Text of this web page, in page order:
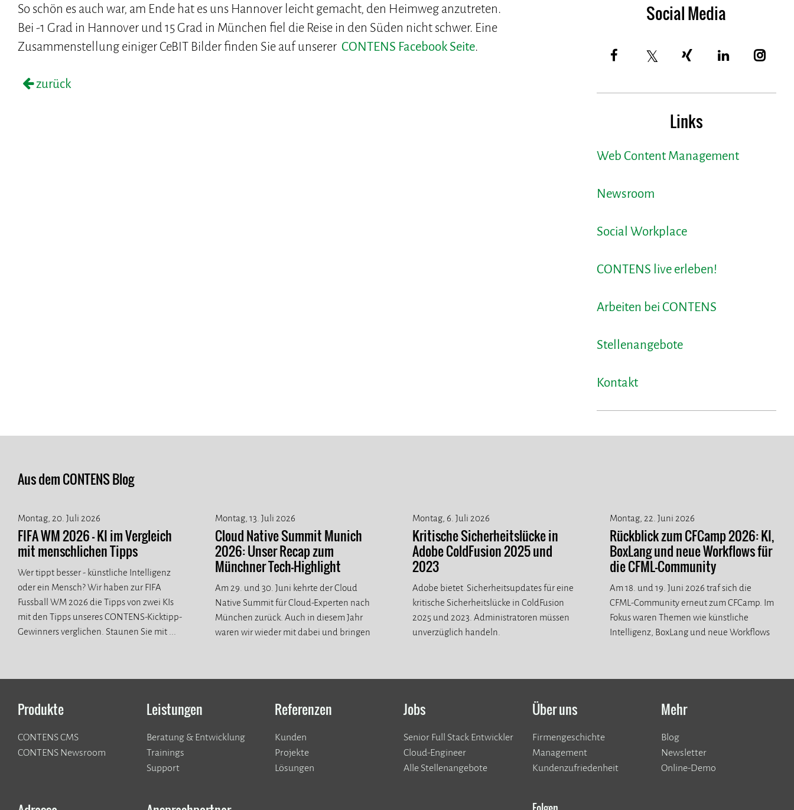
So schön es auch war, am Ende hat es uns Hannover leicht gemacht, den Heimweg anzutreten.
Bei -1 Grad in Hannover und 15 Grad in München fiel die Reise in den Süden nicht schwer. Eine
Zusammenstellung einiger CeBIT Bilder finden Sie auf unsererCONTENS Facebook Seite.
zurück
Social Media
Links
Web Content Management
Newsroom
Social Workplace
CONTENS live erleben!
Arbeiten bei CONTENS
Stellenangebote
Kontakt
Aus dem CONTENS Blog
Montag, 20. Juli 2026
FIFA WM 2026 - KI im Vergleich
mit menschlichen Tipps
Wer tippt besser - künstliche Intelligenz
oder ein Mensch? Wir haben zur FIFA
Fussball WM 2026 die Tipps von zwei KIs
mit den Tipps unseres CONTENS-Kicktipp-
Gewinners verglichen. Staunen Sie mit ...
Montag, 13. Juli 2026
Cloud Native Summit Munich
2026: Unser Recap zum
Münchner Tech-Highlight
Am 29. und 30. Juni kehrte der Cloud
Native Summit für Cloud-Experten nach
München zurück. Auch in diesem Jahr
waren wir wieder mit dabei und bringen
Montag, 6. Juli 2026
Kritische Sicherheitslücke in
Adobe ColdFusion 2025 und
2023
Adobe bietet Sicherheitsupdates für eine
kritische Sicherheitslücke in ColdFusion
2025 und 2023. Administratoren müssen
unverzüglich handeln.
Montag, 22. Juni 2026
Rückblick zum CFCamp 2026: KI,
BoxLang und neue Workflows für
die CFML-Community
Am 18. und 19. Juni 2026 traf sich die
CFML-Community erneut zum CFCamp. Im
Fokus waren Themen wie künstliche
Intelligenz, BoxLang und neue Workflows
Produkte
CONTENS CMS
CONTENS Newsroom
Leistungen
Beratung & Entwicklung
Trainings
Support
Referenzen
Kunden
​​​​​​​Projekte
Lösungen
Jobs
Senior Full Stack Entwickler
Cloud-Engineer
Alle Stellenangebote
Über uns
Firmengeschichte
Management
Kundenzufriedenheit
Mehr
Blog
Newsletter
Online-Demo